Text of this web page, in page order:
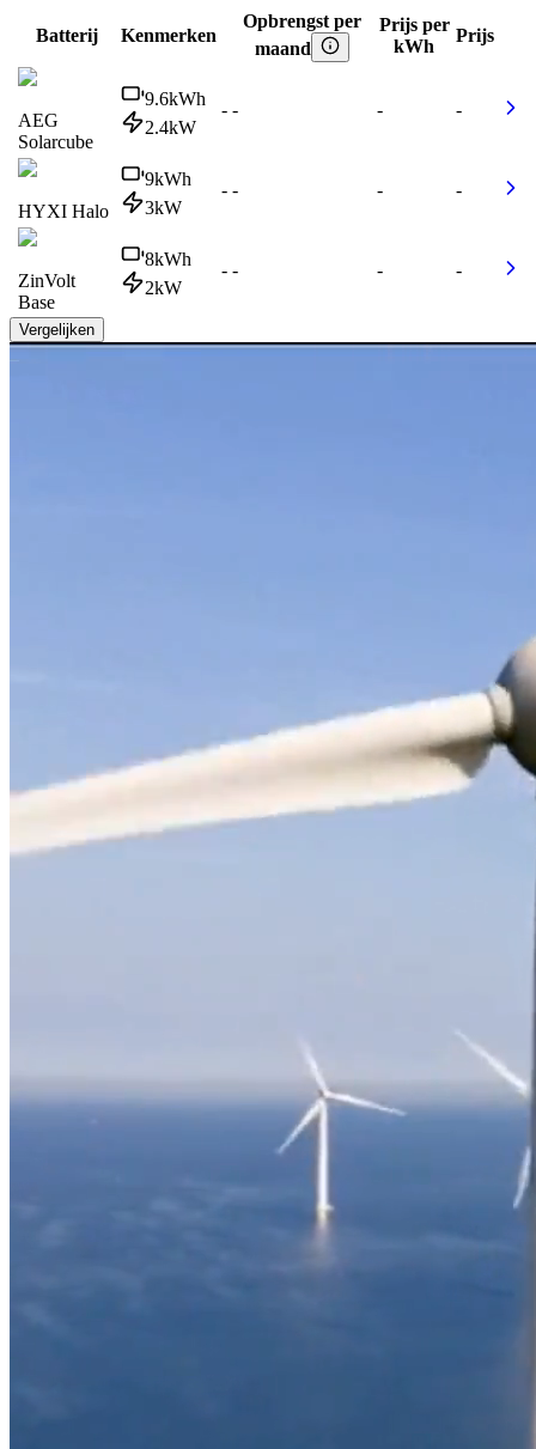
Batterij Kenmerken
Opbrengst per
maand
Prijs per
kWh
Prijs
AEG
Solarcube
9.6kWh
2.4kW
- - - -
HYXI Halo
9kWh
3kW
- - - -
ZinVolt
Base
8kWh
2kW
- - - -
Vergelijken